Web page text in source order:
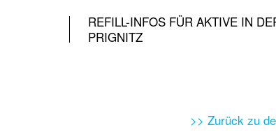
REFILL-INFOS FÜR AKTIVE IN
PRIGNITZ
>> Zurück zu